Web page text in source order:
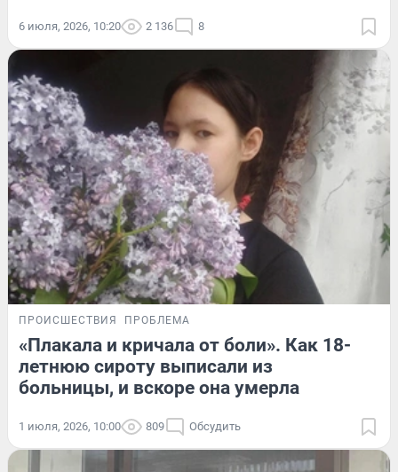
6 июля, 2026, 10:20 2 136 8
ПРОИСШЕСТВИЯ ПРОБЛЕМА
«Плакала и кричала от боли». Как 18-
летнюю сироту выписали из
больницы, и вскоре она умерла
1 июля, 2026, 10:00 809 Обсудить